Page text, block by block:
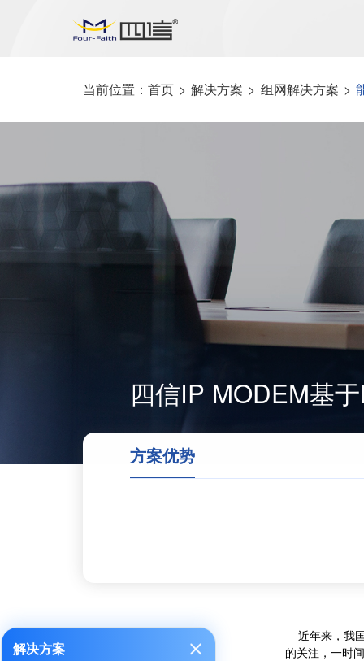
当前位置： 首页 > 解决方案 > 组网解决方案 >
四信IP MODEM基
方案优势
解决方案
近年来，我国
的关注，一时